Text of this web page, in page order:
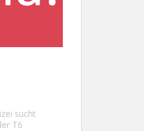
sucht
T6